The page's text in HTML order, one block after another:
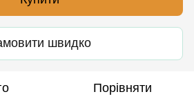
швидко
Порівняти